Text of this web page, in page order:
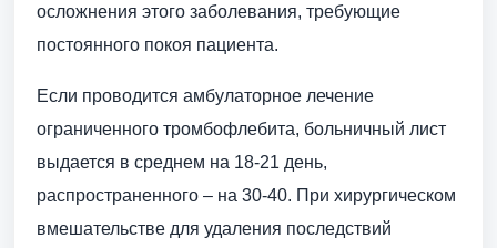
осложнения этого заболевания, требующие
постоянного покоя пациента.
Если проводится амбулаторное лечение
ограниченного тромбофлебита, больничный лист
выдается в среднем на 18-21 день,
распространенного – на 30-40. При хирургическом
вмешательстве для удаления последствий